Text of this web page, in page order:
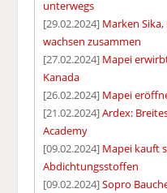
unterwegs
[29.02.2024] Marken
wachsen zusammen
[27.02.2024] Mapei
Kanada
[26.02.2024] Mapei
[21.02.2024]Ardex:
Academy
[09.02.2024] Mapei kauft
Abdichtungsstoffen
[09.02.2024]Sopro